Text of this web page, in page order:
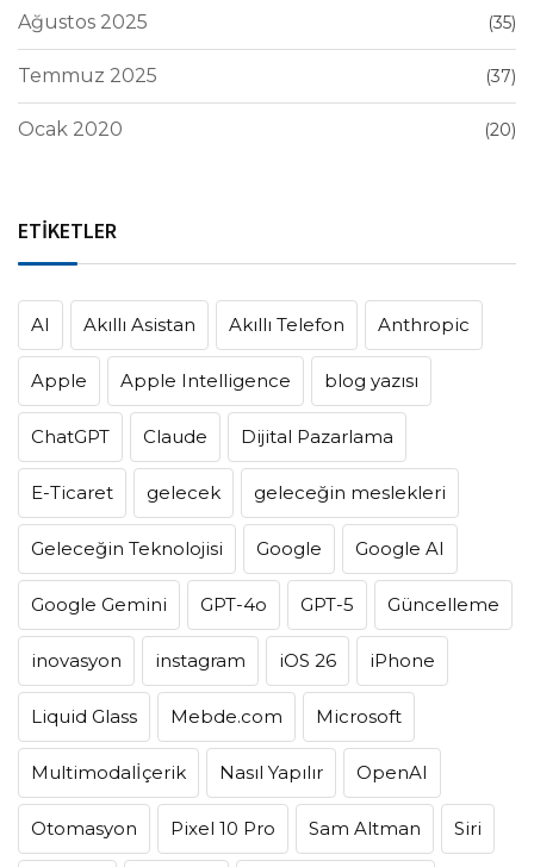
Ağustos 2025 (35)
Temmuz 2025 (37)
Ocak 2020 (20)
ETİKETLER
AI Akıllı Asistan Akıllı Telefon Anthropic
Apple Apple Intelligence blog yazısı
ChatGPT Claude Dijital Pazarlama
E-Ticaret gelecek geleceğin meslekleri
Geleceğin Teknolojisi Google Google AI
Google Gemini GPT-4o GPT-5 Güncelleme
inovasyon instagram iOS 26 iPhone
Liquid Glass Mebde.com Microsoft
Multimodalİçerik Nasıl Yapılır OpenAI
Otomasyon Pixel 10 Pro Sam Altman Siri